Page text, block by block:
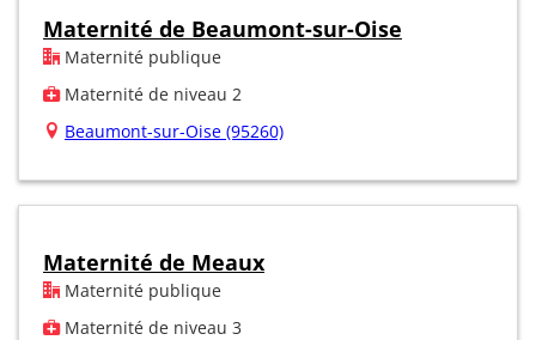
Maternité de Beaumont-sur-Oise
Maternité publique
Maternité de niveau 2
Beaumont-sur-Oise (95260)
Maternité de Meaux
Maternité publique
Maternité de niveau 3